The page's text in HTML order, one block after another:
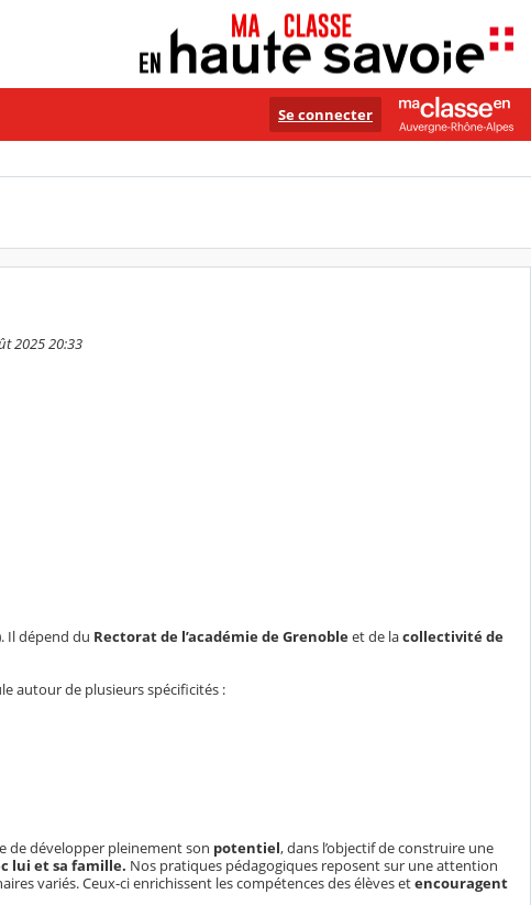
Se connecter
2025 20:33
. Il dépend du Rectorat de l’académie de Grenobleet de lacollectivité de
autour de plusieursspécificités :
de développer pleinement son potentiel, dans l’objectif de construire une
lui et sa famille. Nos pratiques pédagogiques reposent sur une attention
variés. Ceux-ci enrichissent lescompétencesdes élèves etencouragent